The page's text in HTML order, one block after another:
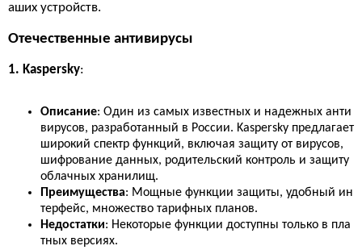
аших устройств.
Отечественные антивирусы
1. Kaspersky:
Описание: Один из самых известных и надежных анти
вирусов, разработанный в России. Kaspersky предлагает
широкий спектр функций, включая защиту от вирусов,
шифрование данных, родительский контроль и защиту
облачных хранилищ.
Преимущества: Мощные функции защиты, удобный ин
терфейс, множество тарифных планов.
Недостатки: Некоторые функции доступны только в пла
тных версиях.